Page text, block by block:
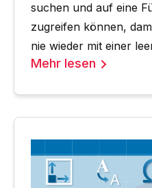
suchen und auf eine
zugreifen können,
nie wieder mit einer
müssen.
Mehr lesen